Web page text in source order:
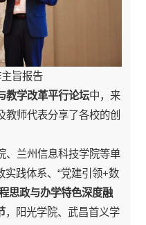
旨报告
教学改革平行论坛中，来
教师代表分享了各校的创
兰州信息科技学院等单
践体系、“党建引领+数
思政与办学特色深度融
，阳光学院、武昌首义学